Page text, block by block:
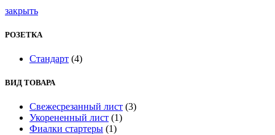
закрыть
РОЗЕТКА
Стандарт (4)
ВИД ТОВАРА
Cвежесрезанный лист (3)
Укорененный лист (1)
Фиалки стартеры (1)